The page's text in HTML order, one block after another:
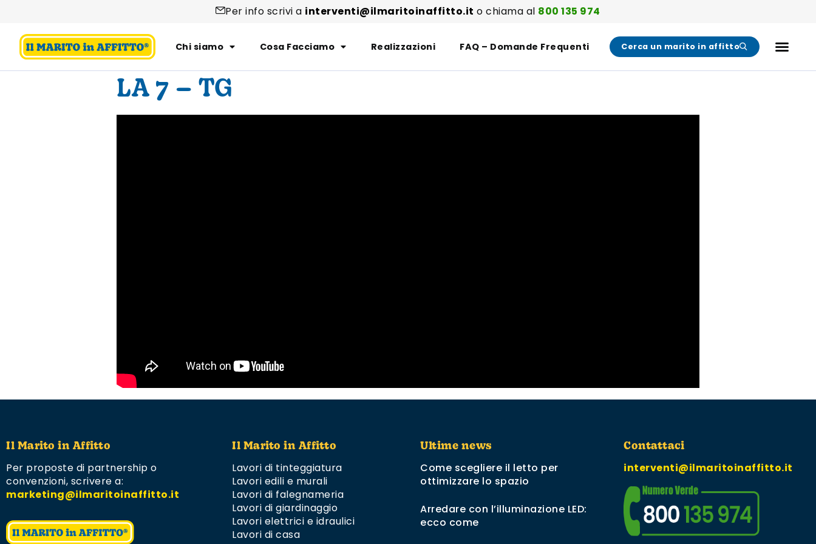
Per info scrivi a interventi@ilmaritoinaffitto.it o chiama al 800 135 974
Chi siamo Cosa Facciamo Realizzazioni FAQ – Domande Frequenti Cerca un marito in affitto
LA 7 – TG
Il Marito in Affitto
Per proposte di partnership o
convenzioni, scrivere a:
marketing@ilmaritoinaffitto.it
Il Marito in Affitto
Lavori di tinteggiatura
Lavori edili e murali
Lavori di falegnameria
Lavori di giardinaggio
Lavori elettrici e idraulici
Lavori di casa
Ultime news
Come scegliere il letto per
ottimizzare lo spazio
Arredare con l’illuminazione LED:
ecco come
Contattaci
interventi@ilmaritoinaffitto.it